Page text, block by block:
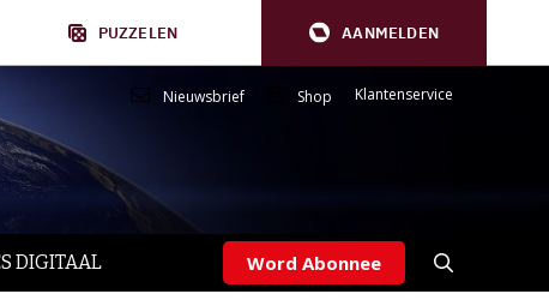
PUZZELEN AANMELDEN
Nieuwsbrief Shop Klantenservice
DIGITAAL Word Abonnee